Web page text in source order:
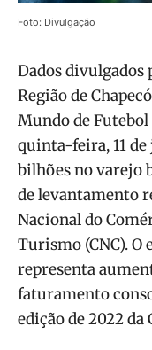
Foto: Divulgação
Dados divulgados
Região de
Mundo de
quinta-feira, 11
bilhões no varejo
de levantamento
Nacional do
Turismo (CNC). O
representa
faturamento
edição de 2022 da